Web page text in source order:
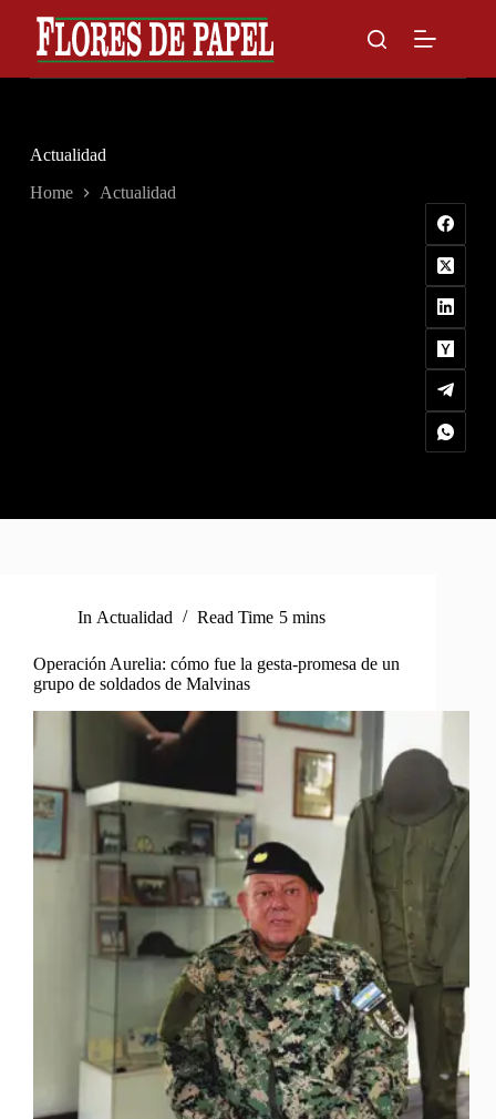
content
Actualidad
Home Actualidad
In Actualidad Read Time 5 mins
Operación Aurelia: cómo fue la gesta-promesa de un
grupo de soldados de Malvinas